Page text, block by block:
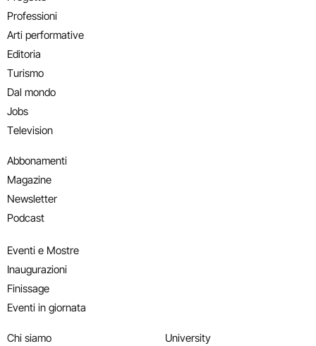
Professioni
Arti performative
Editoria
Turismo
Dal mondo
Jobs
Television
Abbonamenti
Magazine
Newsletter
Podcast
Eventi e Mostre
Inaugurazioni
Finissage
Eventi in giornata
Chi siamo
University